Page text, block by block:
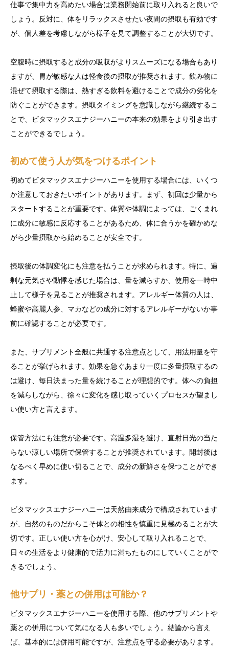
仕事で集中力を高めたい場合は業務開始前に取り入れると良いで
しょう。反対に、体をリラックスさせたい夜間の摂取も有効です
が、個人差を考慮しながら様子を見て調整することが大切です。
空腹時に摂取すると成分の吸収がよりスムーズになる場合もあり
ますが、胃が敏感な人は軽食後の摂取が推奨されます。飲み物に
混ぜて摂取する際は、熱すぎる飲料を避けることで成分の劣化を
防ぐことができます。摂取タイミングを意識しながら継続するこ
とで、ビタマックスエナジーハニーの本来の効果をより引き出す
ことができるでしょう。
初めて使う人が気をつけるポイント
初めてビタマックスエナジーハニーを使用する場合には、いくつ
か注意しておきたいポイントがあります。まず、初回は少量から
スタートすることが重要です。体質や体調によっては、ごくまれ
に成分に敏感に反応することがあるため、体に合うかを確かめな
がら少量摂取から始めることが安全です。
摂取後の体調変化にも注意を払うことが求められます。特に、過
剰な元気さや動悸を感じた場合は、量を減らすか、使用を一時中
止して様子を見ることが推奨されます。アレルギー体質の人は、
蜂蜜や高麗人参、マカなどの成分に対するアレルギーがないか事
前に確認することが必要です。
また、サプリメント全般に共通する注意点として、用法用量を守
ることが挙げられます。効果を急ぐあまり一度に多量摂取するの
は避け、毎日決まった量を続けることが理想的です。体への負担
を減らしながら、徐々に変化を感じ取っていくプロセスが望まし
い使い方と言えます。
保管方法にも注意が必要です。高温多湿を避け、直射日光の当た
らない涼しい場所で保管することが推奨されています。開封後は
なるべく早めに使い切ることで、成分の新鮮さを保つことができ
ます。
ビタマックスエナジーハニーは天然由来成分で構成されています
が、自然のものだからこそ体との相性を慎重に見極めることが大
切です。正しい使い方を心がけ、安心して取り入れることで、
日々の生活をより健康的で活力に満ちたものにしていくことがで
きるでしょう。
他サプリ・薬との併用は可能か？
ビタマックスエナジーハニーを使用する際、他のサプリメントや
薬との併用について気になる人も多いでしょう。結論から言え
ば、基本的には併用可能ですが、注意点を守る必要があります。